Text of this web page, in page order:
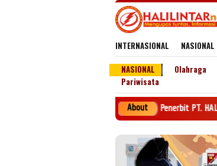
INTERNASIONAL NASIONAL
NASIONAL
Olahraga
Pariwisata
About
Penerbit PT. HALILINTAR